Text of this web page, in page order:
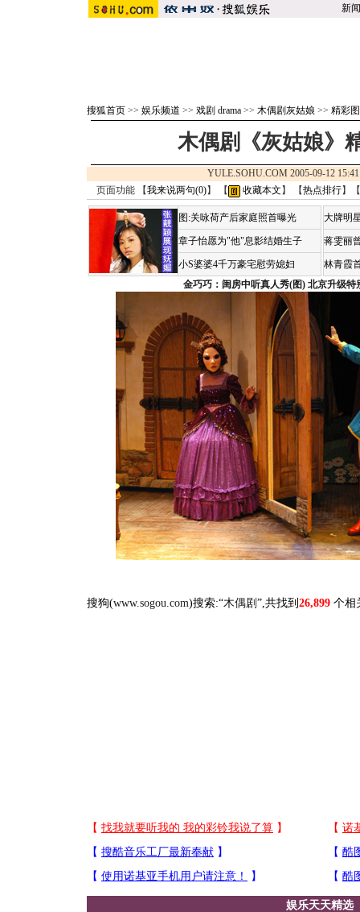
新闻
搜狐首页 >> 娱乐频道 >> 戏剧 drama >> 木偶剧灰姑娘 >> 精彩
木偶剧《灰姑娘》
YULE.SOHU.COM 2005-09-12
页面功能 【我来说两句(0)】 【 收藏本文 】 【热点排行】【
图:关咏荷产后家庭照首曝光
章子怡愿为"他"息影结婚生子
小S婆婆4千万豪宅慰劳媳妇
大牌明
蒋雯丽
林青霞
金巧巧：闺房中听真人秀(图) 北京升级特
搜狗(www.sogou.com)搜索:“木偶剧 ”,共找到 26,899 个相
娱乐天天精选